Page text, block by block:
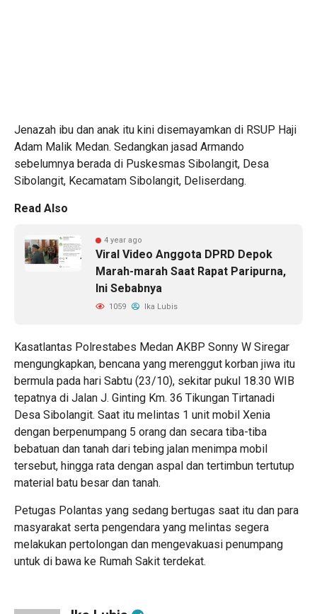
Jenazah ibu dan anak itu kini disemayamkan di RSUP Haji
Adam Malik Medan. Sedangkan jasad Armando
sebelumnya berada di Puskesmas Sibolangit, Desa
Sibolangit, Kecamatam Sibolangit, Deliserdang.
Read Also
4 year ago
Viral Video Anggota DPRD Depok
Marah-marah Saat Rapat Paripurna,
Ini Sebabnya
1059 Ika Lubis
Kasatlantas Polrestabes Medan AKBP Sonny W Siregar
mengungkapkan, bencana yang merenggut korban jiwa itu
bermula pada hari Sabtu (23/10), sekitar pukul 18.30 WIB
tepatnya di Jalan J. Ginting Km. 36 Tikungan Tirtanadi
Desa Sibolangit. Saat itu melintas 1 unit mobil Xenia
dengan berpenumpang 5 orang dan secara tiba-tiba
bebatuan dan tanah dari tebing jalan menimpa mobil
tersebut, hingga rata dengan aspal dan tertimbun tertutup
material batu besar dan tanah.
Petugas Polantas yang sedang bertugas saat itu dan para
masyarakat serta pengendara yang melintas segera
melakukan pertolongan dan mengevakuasi penumpang
untuk di bawa ke Rumah Sakit terdekat.